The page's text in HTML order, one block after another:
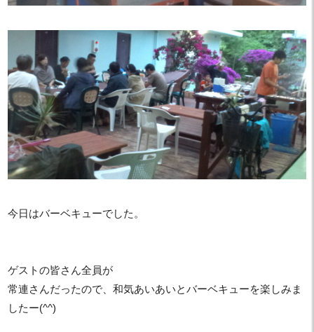
今日はバーベキューでした。
ゲストの皆さん全員が
常連さんだったので、和気あいあいとバーベキューを楽しみま
したー(^^)